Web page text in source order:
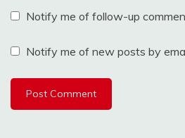
Notify me of follow-up
Notify me of new posts by